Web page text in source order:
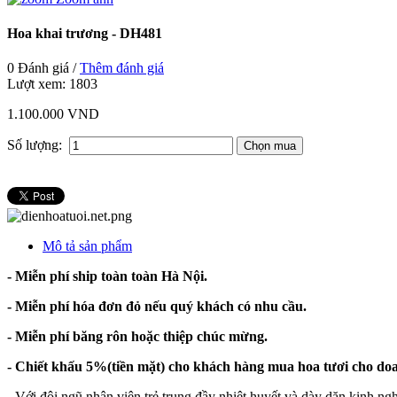
Hoa khai trương - DH481
0 Đánh giá /Thêm đánh giá
Lượt xem: 1803
1.100.000 VND
Số lượng:
Mô tả sản phẩm
- Miễn phí ship toàn toàn Hà Nội.
- Miễn phí hóa đơn đỏ nếu quý khách có nhu cầu.
- Miễn phí băng rôn hoặc thiệp chúc mừng.
- Chiết khấu 5%(tiền mặt) cho khách hàng mua hoa tươi cho